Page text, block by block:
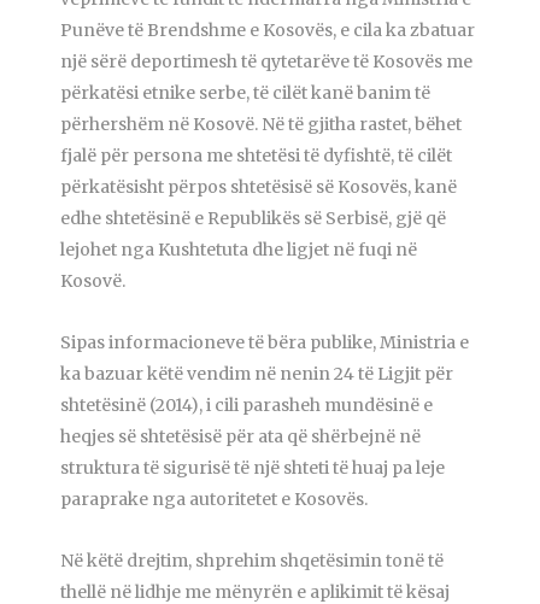
Punëve të Brendshme e Kosovës, e cila ka zbatuar
një sërë deportimesh të qytetarëve të Kosovës me
përkatësi etnike serbe, të cilët kanë banim të
përhershëm në Kosovë. Në të gjitha rastet, bëhet
fjalë për persona me shtetësi të dyfishtë, të cilët
përkatësisht përpos shtetësisë së Kosovës, kanë
edhe shtetësinë e Republikës së Serbisë, gjë që
lejohet nga Kushtetuta dhe ligjet në fuqi në
Kosovë.
Sipas informacioneve të bëra publike, Ministria e
ka bazuar këtë vendim në nenin 24 të Ligjit për
shtetësinë (2014), i cili parasheh mundësinë e
heqjes së shtetësisë për ata që shërbejnë në
struktura të sigurisë të një shteti të huaj pa leje
paraprake nga autoritetet e Kosovës.
Në këtë drejtim, shprehim shqetësimin tonë të
thellë në lidhje me mënyrën e aplikimit të kësaj